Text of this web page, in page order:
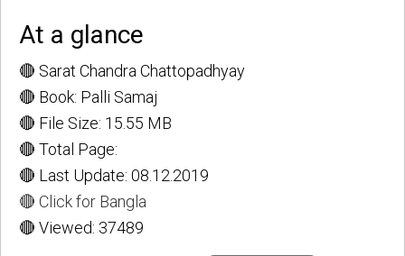
At a glance
🔴 Sarat Chandra Chattopadhyay
🔴 Book: Palli Samaj
🔴 File Size: 15.55 MB
🔴 Total Page:
🔴 Last Update: 08.12.2019
🔴 Click for Bangla
🔴 Viewed: 37489